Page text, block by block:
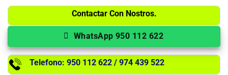
Contactar Con Nostros.
WhatsApp 950 112 622
Telefono: 950 112 622 / 974 439 522